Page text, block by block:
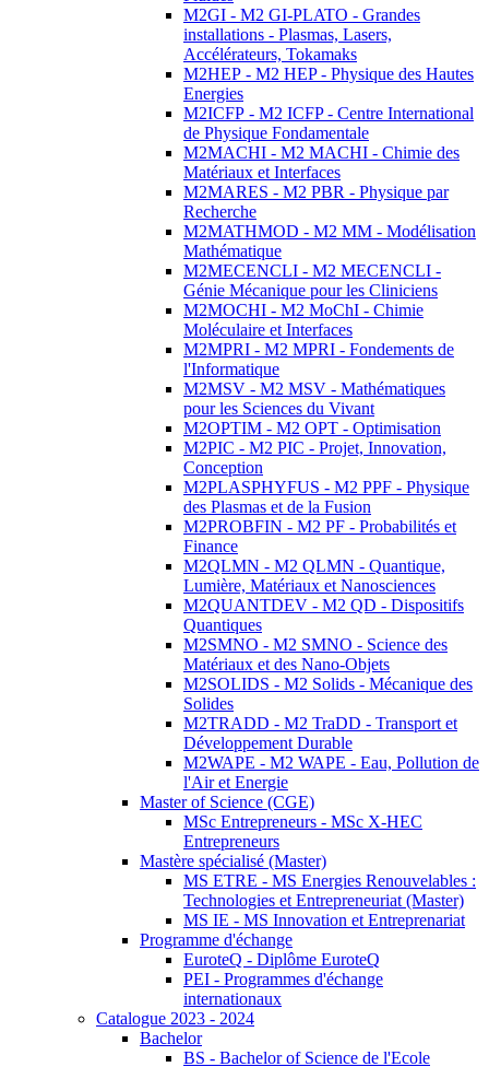
M2GI - M2 GI-PLATO - Grandes
installations - Plasmas, Lasers,
Accélérateurs, Tokamaks
M2HEP - M2 HEP - Physique des Hautes
Energies
M2ICFP - M2 ICFP - Centre International
de Physique Fondamentale
M2MACHI - M2 MACHI - Chimie des
Matériaux et Interfaces
M2MARES - M2 PBR - Physique par
Recherche
M2MATHMOD - M2 MM - Modélisation
Mathématique
M2MECENCLI - M2 MECENCLI -
Génie Mécanique pour les Cliniciens
M2MOCHI - M2 MoChI - Chimie
Moléculaire et Interfaces
M2MPRI - M2 MPRI - Fondements de
l'Informatique
M2MSV - M2 MSV - Mathématiques
pour les Sciences du Vivant
M2OPTIM - M2 OPT - Optimisation
M2PIC - M2 PIC - Projet, Innovation,
Conception
M2PLASPHYFUS - M2 PPF - Physique
des Plasmas et de la Fusion
M2PROBFIN - M2 PF - Probabilités et
Finance
M2QLMN - M2 QLMN - Quantique,
Lumière, Matériaux et Nanosciences
M2QUANTDEV - M2 QD - Dispositifs
Quantiques
M2SMNO - M2 SMNO - Science des
Matériaux et des Nano-Objets
M2SOLIDS - M2 Solids - Mécanique des
Solides
M2TRADD - M2 TraDD - Transport et
Développement Durable
M2WAPE - M2 WAPE - Eau, Pollution de
l'Air et Energie
Master of Science (CGE)
MSc Entrepreneurs - MSc X-HEC
Entrepreneurs
Mastère spécialisé (Master)
MS ETRE - MS Energies Renouvelables :
Technologies et Entrepreneuriat (Master)
MS IE - MS Innovation et Entreprenariat
Programme d'échange
EuroteQ - Diplôme EuroteQ
PEI - Programmes d'échange
internationaux
Catalogue 2023 - 2024
Bachelor
BS - Bachelor of Science de l'Ecole